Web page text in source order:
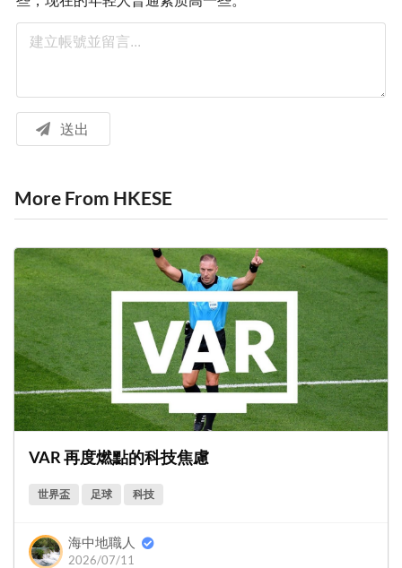
送出
More From HKESE
VAR 再度燃點的科技焦慮
世界盃 足球 科技
海中地職人
2026/07/11